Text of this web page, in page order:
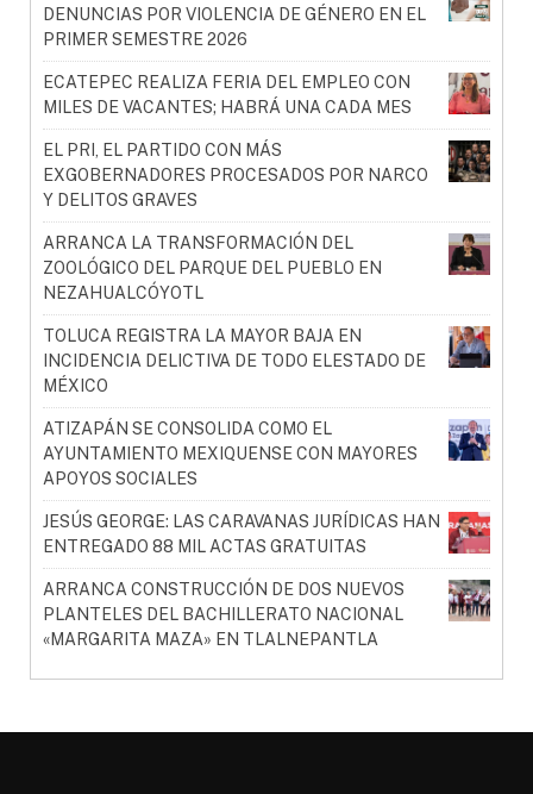
DENUNCIAS POR VIOLENCIA DE GÉNERO EN EL
PRIMER SEMESTRE 2026
ECATEPEC REALIZA FERIA DEL EMPLEO CON
MILES DE VACANTES; HABRÁ UNA CADA MES
EL PRI, EL PARTIDO CON MÁS
EXGOBERNADORES PROCESADOS POR NARCO
Y DELITOS GRAVES
ARRANCA LA TRANSFORMACIÓN DEL
ZOOLÓGICO DEL PARQUE DEL PUEBLO EN
NEZAHUALCÓYOTL
TOLUCA REGISTRA LA MAYOR BAJA EN
INCIDENCIA DELICTIVA DE TODO ELESTADO DE
MÉXICO
ATIZAPÁN SE CONSOLIDA COMO EL
AYUNTAMIENTO MEXIQUENSE CON MAYORES
APOYOS SOCIALES
JESÚS GEORGE: LAS CARAVANAS JURÍDICAS HAN
ENTREGADO 88 MIL ACTAS GRATUITAS
ARRANCA CONSTRUCCIÓN DE DOS NUEVOS
PLANTELES DEL BACHILLERATO NACIONAL
«MARGARITA MAZA» EN TLALNEPANTLA